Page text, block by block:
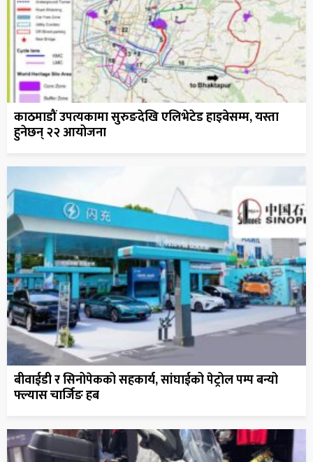
काठमाडौं उपत्यकामा सुरुङदेखि एलिभेटेड हाइवेसम्म, यस्ता
हुनेछन् २२ आयोजना
बीवाईडी र सिनोपेकको सहकार्य, सांघाईको पेट्रोल पम्प बन्यो
फ्ल्यास चार्जिङ हब